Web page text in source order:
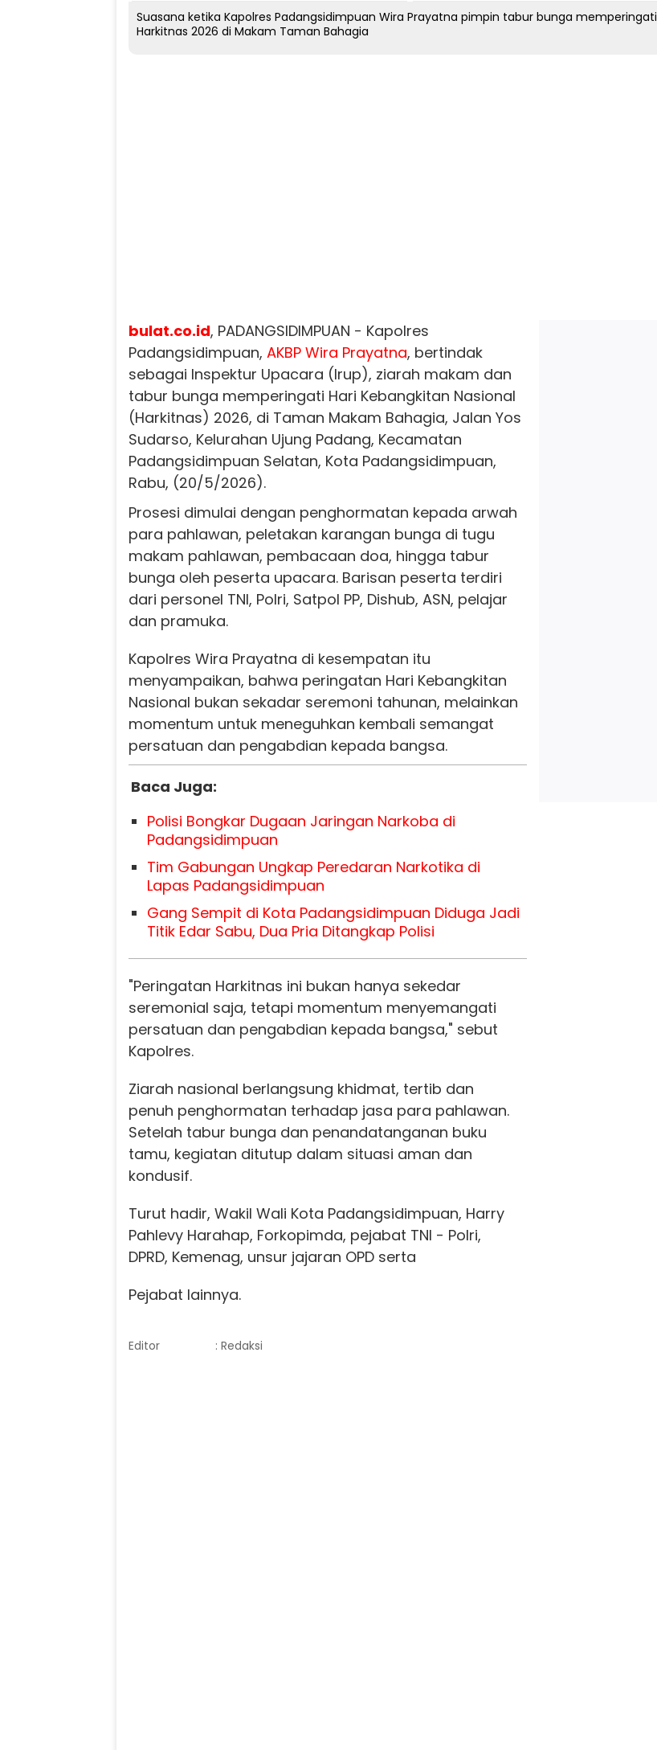
Suasana ketika Kapolres Padangsidimpuan Wira Prayatna pimpin tabur bunga memperingati
Harkitnas 2026 di Makam Taman Bahagia
bulat.co.id, PADANGSIDIMPUAN - Kapolres
Padangsidimpuan, AKBP Wira Prayatna, bertindak
sebagai Inspektur Upacara (Irup), ziarah makam dan
tabur bunga memperingati Hari Kebangkitan Nasional
(Harkitnas) 2026, di Taman Makam Bahagia, Jalan Yos
Sudarso, Kelurahan Ujung Padang, Kecamatan
Padangsidimpuan Selatan, Kota Padangsidimpuan,
Rabu, (20/5/2026).
Prosesi dimulai dengan penghormatan kepada arwah
para pahlawan, peletakan karangan bunga di tugu
makam pahlawan, pembacaan doa, hingga tabur
bunga oleh peserta upacara. Barisan peserta terdiri
dari personel TNI, Polri, Satpol PP, Dishub, ASN, pelajar
dan pramuka.
Kapolres Wira Prayatna di kesempatan itu
menyampaikan, bahwa peringatan Hari Kebangkitan
Nasional bukan sekadar seremoni tahunan, melainkan
momentum untuk meneguhkan kembali semangat
persatuan dan pengabdian kepada bangsa.
Baca Juga:
Polisi Bongkar Dugaan Jaringan Narkoba di
Padangsidimpuan
Tim Gabungan Ungkap Peredaran Narkotika di
Lapas Padangsidimpuan
Gang Sempit di Kota Padangsidimpuan Diduga Jadi
Titik Edar Sabu, Dua Pria Ditangkap Polisi
"Peringatan Harkitnas ini bukan hanya sekedar
seremonial saja, tetapi momentum menyemangati
persatuan dan pengabdian kepada bangsa," sebut
Kapolres.
Ziarah nasional berlangsung khidmat, tertib dan
penuh penghormatan terhadap jasa para pahlawan.
Setelah tabur bunga dan penandatanganan buku
tamu, kegiatan ditutup dalam situasi aman dan
kondusif.
Turut hadir, Wakil Wali Kota Padangsidimpuan, Harry
Pahlevy Harahap, Forkopimda, pejabat TNI - Polri,
DPRD, Kemenag, unsur jajaran OPD serta
Pejabat lainnya.
Editor : Redaksi